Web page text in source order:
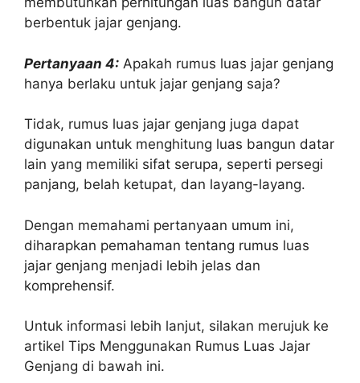
berbentuk jajar genjang.
Pertanyaan 4: Apakah rumus luas jajar genjang
hanya berlaku untuk jajar genjang saja?
Tidak, rumus luas jajar genjang juga dapat
digunakan untuk menghitung luas bangun datar
lain yang memiliki sifat serupa, seperti persegi
panjang, belah ketupat, dan layang-layang.
Dengan memahami pertanyaan umum ini,
diharapkan pemahaman tentang rumus luas
jajar genjang menjadi lebih jelas dan
komprehensif.
Untuk informasi lebih lanjut, silakan merujuk ke
artikel Tips Menggunakan Rumus Luas Jajar
Genjang di bawah ini.